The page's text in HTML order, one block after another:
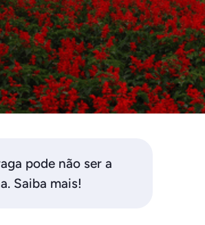
pode não ser a
Saiba mais!